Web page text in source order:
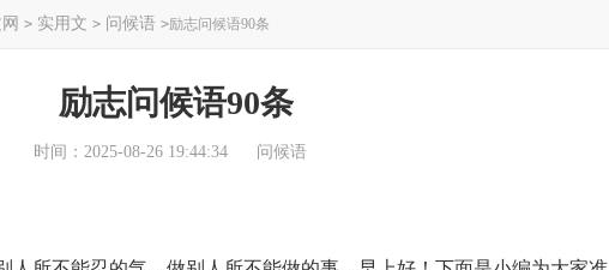
> 实用文 > 问候语 >励志问候语90条
励志问候语90条
时间：2025-08-26 19:44:34 问候语